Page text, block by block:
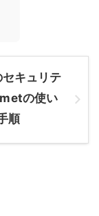
キュリテ
の使い
順